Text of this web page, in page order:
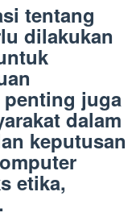
tentang
dilakukan
penting juga
dalam
keputusan
etika,